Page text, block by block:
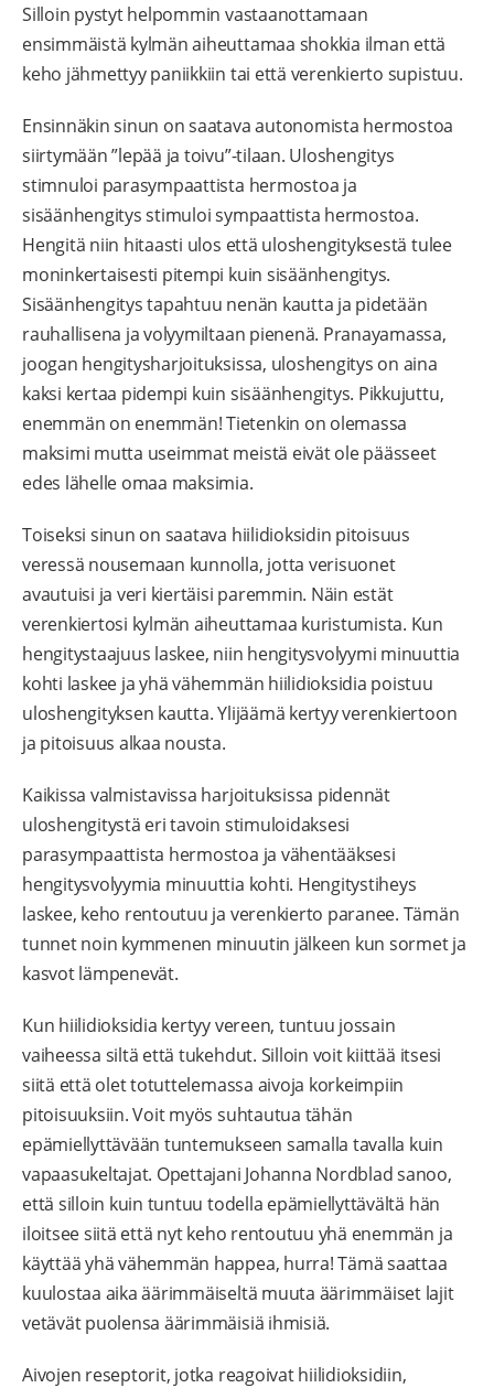
Silloin pystyt helpommin vastaanottamaan
ensimmäistä kylmän aiheuttamaa shokkia ilman että
keho jähmettyy paniikkiin tai että verenkierto supistuu.
Ensinnäkin sinun on saatava autonomista hermostoa
siirtymään ”lepää ja toivu”-tilaan. Uloshengitys
stimnuloi parasympaattista hermostoa ja
sisäänhengitys stimuloi sympaattista hermostoa.
Hengitä niin hitaasti ulos että uloshengityksestä tulee
moninkertaisesti pitempi kuin sisäänhengitys.
Sisäänhengitys tapahtuu nenän kautta ja pidetään
rauhallisena ja volyymiltaan pienenä. Pranayamassa,
joogan hengitysharjoituksissa, uloshengitys on aina
kaksi kertaa pidempi kuin sisäänhengitys. Pikkujuttu,
enemmän on enemmän! Tietenkin on olemassa
maksimi mutta useimmat meistä eivät ole päässeet
edes lähelle omaa maksimia.
Toiseksi sinun on saatava hiilidioksidin pitoisuus
veressä nousemaan kunnolla, jotta verisuonet
avautuisi ja veri kiertäisi paremmin. Näin estät
verenkiertosi kylmän aiheuttamaa kuristumista. Kun
hengitystaajuus laskee, niin hengitysvolyymi minuuttia
kohti laskee ja yhä vähemmän hiilidioksidia poistuu
uloshengityksen kautta. Ylijäämä kertyy verenkiertoon
ja pitoisuus alkaa nousta.
Kaikissa valmistavissa harjoituksissa pidennät
uloshengitystä eri tavoin stimuloidaksesi
parasympaattista hermostoa ja vähentääksesi
hengitysvolyymia minuuttia kohti. Hengitystiheys
laskee, keho rentoutuu ja verenkierto paranee. Tämän
tunnet noin kymmenen minuutin jälkeen kun sormet ja
kasvot lämpenevät.
Kun hiilidioksidia kertyy vereen, tuntuu jossain
vaiheessa siltä että tukehdut. Silloin voit kiittää itsesi
siitä että olet totuttelemassa aivoja korkeimpiin
pitoisuuksiin. Voit myös suhtautua tähän
epämiellyttävään tuntemukseen samalla tavalla kuin
vapaasukeltajat. Opettajani Johanna Nordblad sanoo,
että silloin kuin tuntuu todella epämiellyttävältä hän
iloitsee siitä että nyt keho rentoutuu yhä enemmän ja
käyttää yhä vähemmän happea, hurra! Tämä saattaa
kuulostaa aika äärimmäiseltä muuta äärimmäiset lajit
vetävät puolensa äärimmäisiä ihmisiä.
Aivojen reseptorit, jotka reagoivat hiilidioksidiin,